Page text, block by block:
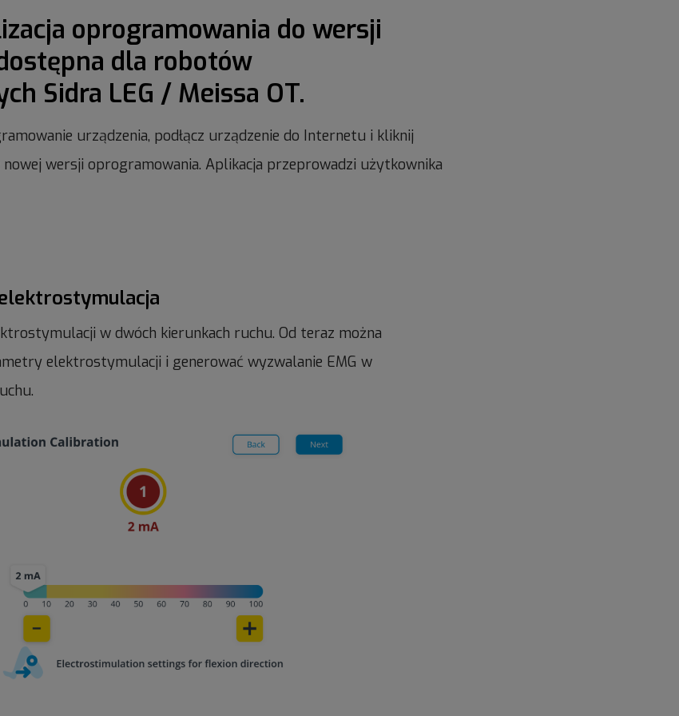
oprogramowania do wersji
dla robotów
Sidra LEG / Meissa OT.
urządzenia, podłącz urządzenie do Internetu i kliknij
wersji oprogramowania. Aplikacja przeprowadzi użytkownika
w dwóch kierunkach ruchu. Od teraz można
elektrostymulacji i generować wyzwalanie EMG w